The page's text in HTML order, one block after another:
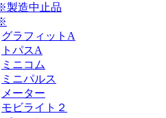
造中止品
グラフィットA
トパスA
ミニコム
ミニパルス
メーター
モビライト２